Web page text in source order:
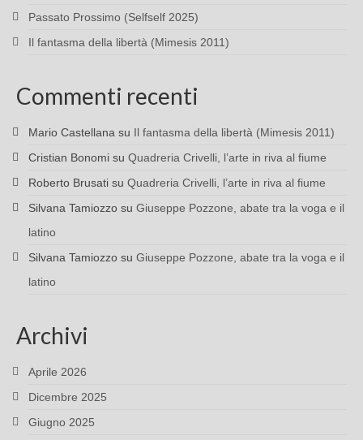
Passato Prossimo (Selfself 2025)
Il fantasma della libertà (Mimesis 2011)
Commenti recenti
Mario Castellana su Il fantasma della libertà (Mimesis 2011)
Cristian Bonomi su Quadreria Crivelli, l’arte in riva al fiume
Roberto Brusati su Quadreria Crivelli, l’arte in riva al fiume
Silvana Tamiozzo su Giuseppe Pozzone, abate tra la voga e il
latino
Silvana Tamiozzo su Giuseppe Pozzone, abate tra la voga e il
latino
Archivi
Aprile 2026
Dicembre 2025
Giugno 2025